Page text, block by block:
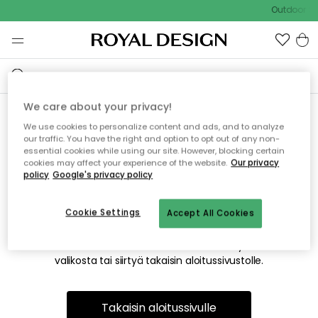
Outdoor
Emme valitettavasti löydä
etsimääsi sivua
Tämä voi johtua siitä, että sivua ei enää ole tai siitä, että se
on siirretty muualle. Pahoittelemme tästä mahdollisesti
valikosta tai siirtyä takaisin aloitussivustolle.
Takaisin aloitussivulle
We care about your privacy!
We use cookies to personalize content and ads, and to analyze
our traffic. You have the right and option to opt out of any non-
essential cookies while using our site. However, blocking certain
cookies may affect your experience of the website. Our privacy
policy Google's privacy policy
Accept All Cookies
Cookie Settings